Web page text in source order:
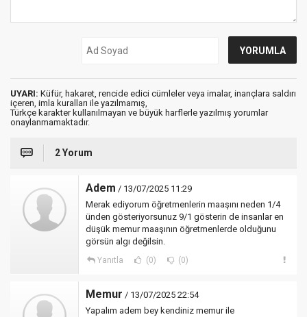
UYARI: Küfür, hakaret, rencide edici cümleler veya imalar, inançlara saldırı
içeren, imla kuralları ile yazılmamış,
Türkçe karakter kullanılmayan ve büyük harflerle yazılmış yorumlar
onaylanmamaktadır.
2 Yorum
Adem / 13/07/2025 11:29
Merak ediyorum öğretmenlerin maaşını neden 1/4
ünden gösteriyorsunuz 9/1 gösterin de insanlar en
düşük memur maaşının öğretmenlerde olduğunu
görsün algı değilsin.
Yanıtla (0) (0)
Memur / 13/07/2025 22:54
Yapalım adem bey kendiniz memur ile